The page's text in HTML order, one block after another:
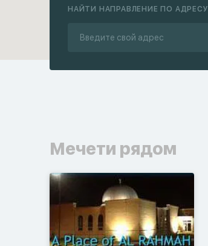
НАЙТИ НАПРАВЛЕНИЕ ПО АДРЕСУ
Мечети рядом